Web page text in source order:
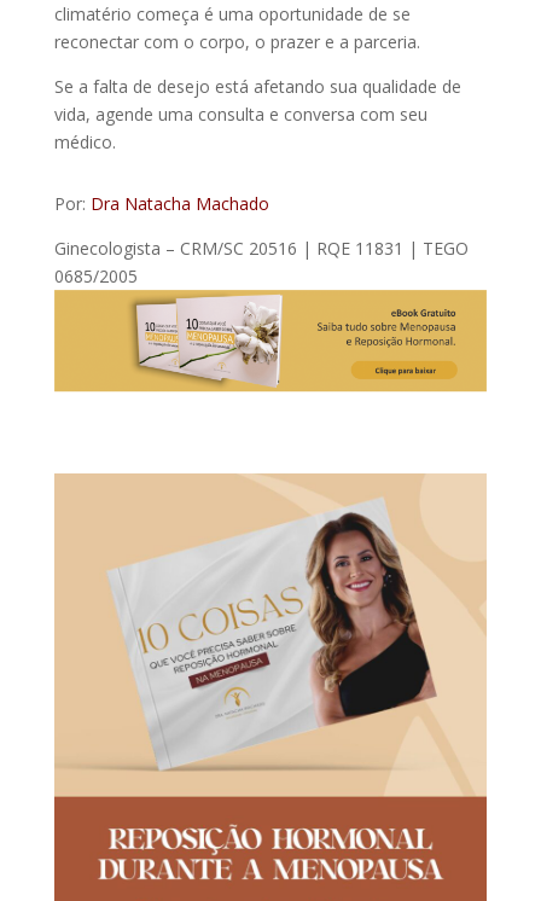
climatério começa é uma oportunidade de se
reconectar com o corpo, o prazer e a parceria.
Se a falta de desejo está afetando sua qualidade de
vida, agende uma consulta e conversa com seu
médico.
Por: Dra Natacha Machado
Ginecologista – CRM/SC 20516 | RQE 11831 | TEGO
0685/2005